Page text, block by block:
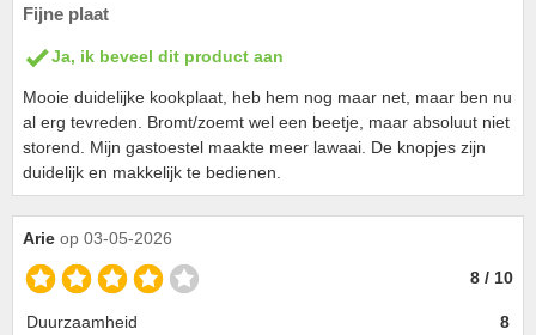
Fijne plaat
Ja, ik beveel dit product aan
Mooie duidelijke kookplaat, heb hem nog maar net, maar ben nu
al erg tevreden. Bromt/zoemt wel een beetje, maar absoluut niet
storend. Mijn gastoestel maakte meer lawaai. De knopjes zijn
duidelijk en makkelijk te bedienen.
Arie op 03-05-2026
8 / 10
Duurzaamheid
8